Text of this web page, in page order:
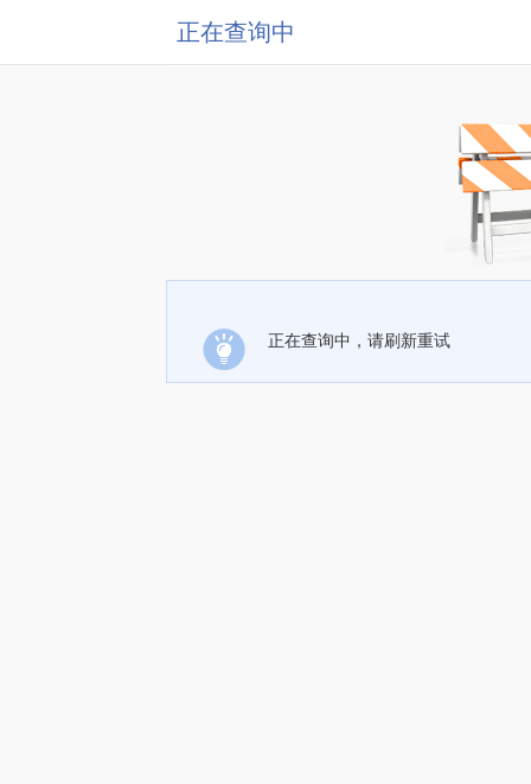
正在查询中
正在查询中，请刷新重试